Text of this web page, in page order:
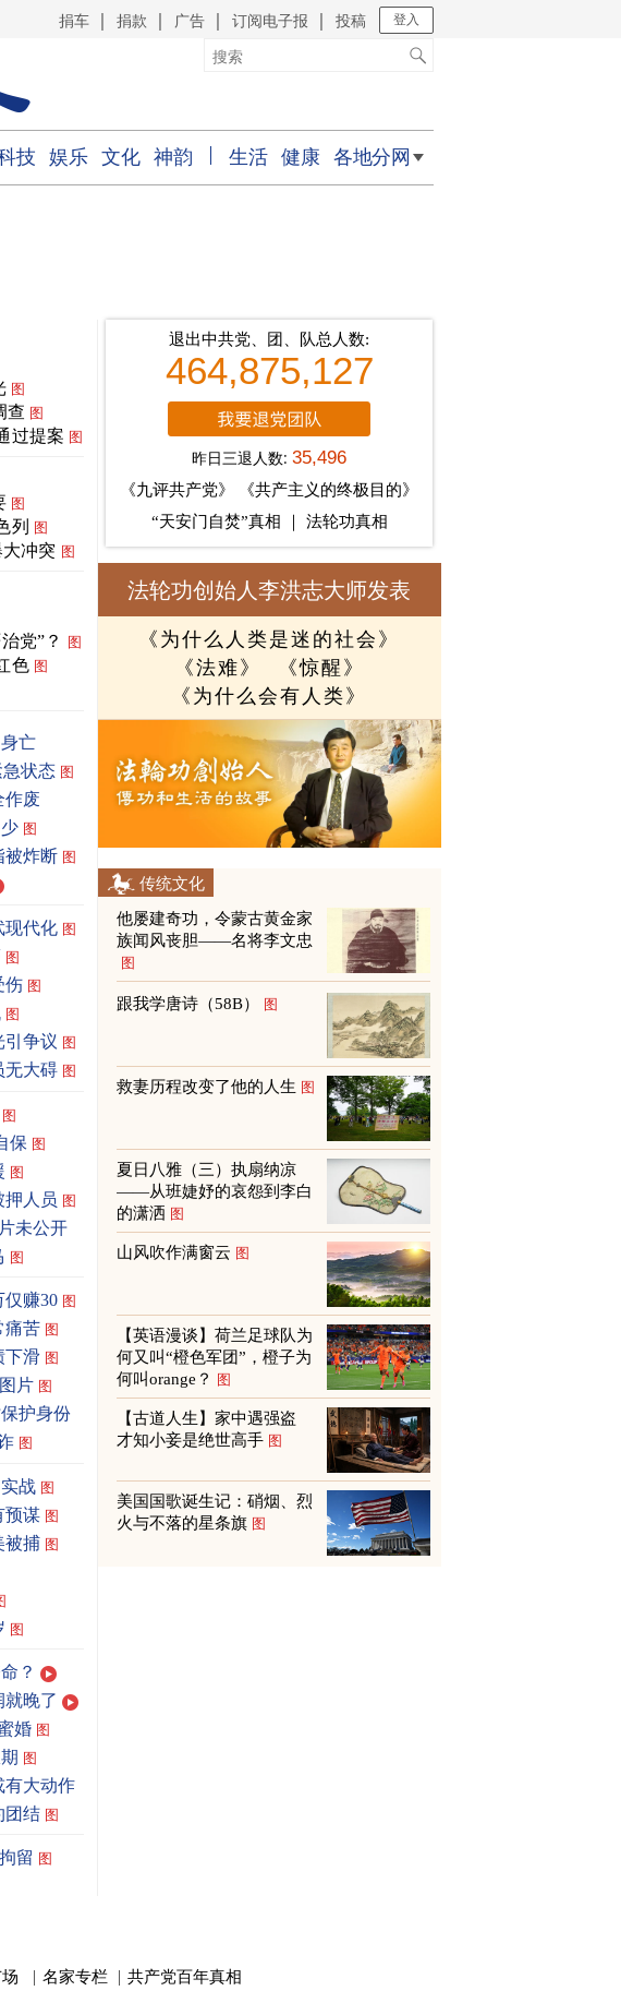
捐车 捐款 广告 订阅电子报 投稿 登入
技 娱乐 文化 神韵 生活 健康 各地分网
图
查 图
过提案 图
图
列 图
冲突 图
党”？ 图
色 图
亡
急状态 图
作废
图
被炸断 图
现代化 图
图
伤 图
图
引争议 图
无大碍 图
图
保 图
图
押人员 图
未公开
图
仅赚30 图
痛苦 图
下滑 图
片 图
护身份
图
战 图
预谋 图
被捕 图
图
？
就晚了
婚 图
图
有大动作
团结 图
留 图
退出中共党、团、队总人数:
464,875,127
昨日三退人数:35,496
《九评共产党》
《共产主义的终极目的》
“天安门自焚”真相
法轮功真相
法轮功创始人李洪志大师发表
《为什么人类是迷的社会》
《法难》
《惊醒》
《为什么会有人类》
传统文化
他屡建奇功，令蒙古黄金家
族闻风丧胆——名将李文忠
图
跟我学唐诗（58B） 图
救妻历程改变了他的人生 图
夏日八雅（三）执扇纳凉
——从班婕妤的哀怨到李白
的潇洒 图
山风吹作满窗云 图
【英语漫谈】荷兰足球队为
何又叫“橙色军团”，橙子为
何叫orange？
图
【古道人生】家中遇强盗
才知小妾是绝世高手 图
美国国歌诞生记：硝烟、烈
火与不落的星条旗 图
| 名家专栏 | 共产党百年真相